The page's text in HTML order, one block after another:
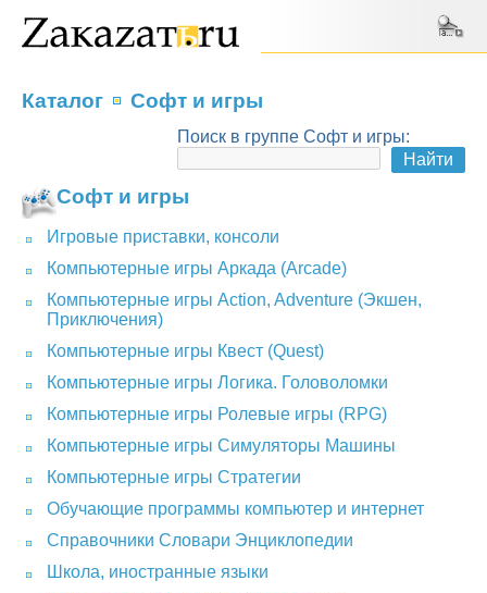
Каталог Софт и игры
Поиск в группе Софт и игры:
Софт и игры
Игровые приставки, консоли
Компьютерные игры Аркада (Arcade)
Компьютерные игры Action, Adventure (Экшен,
Приключения)
Компьютерные игры Квест (Quest)
Компьютерные игры Логика. Головоломки
Компьютерные игры Ролевые игры (RPG)
Компьютерные игры Симуляторы Машины
Компьютерные игры Стратегии
Обучающие программы компьютер и интернет
Справочники Словари Энциклопедии
Школа, иностранные языки